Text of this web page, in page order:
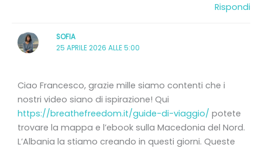
Rispondi
SOFIA
25 APRILE 2026 ALLE 5:00
Ciao Francesco, grazie mille siamo contenti che i
nostri video siano di ispirazione! Qui
https://breathefreedom.it/guide-di-viaggio/ potete
trovare la mappa e l’ebook sulla Macedonia del Nord.
L’Albania la stiamo creando in questi giorni. Queste